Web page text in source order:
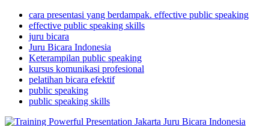
cara presentasi yang berdampak. effective public speaking
effective public speaking skills
juru bicara
Juru Bicara Indonesia
Keterampilan public speaking
kursus komunikasi profesional
pelatihan bicara efektif
public speaking
public speaking skills